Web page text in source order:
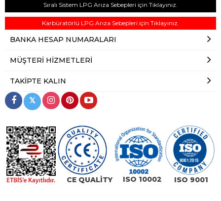
Sıralı Sistem LPG Arıza Sebepleri için Tıklayınız.
Karbüratörlü LPG Arıza Sebepleri için Tıklayınız.
BANKA HESAP NUMARALARI
MÜŞTERI HIZMETLERI
TAKIPTE KALIN
𝕏
CE QUALİTY ISO 10002 ISO 9001